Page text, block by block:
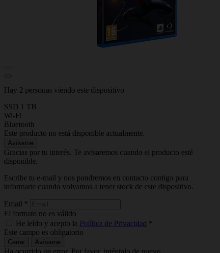
Hay 2 personas viendo este dispositivo
SSD 1 TB
Wi-Fi
Bluetooth
Este producto no está disponible actualmente.
Avísame
Gracias por tu interés. Te avisaremos cuando el producto esté
disponible.
Escribe tu e-mail y nos pondremos en contacto contigo para
informarte cuando volvamos a tener stock de este dispositivo.
Email *
El formato no es válido
He leído y acepto la Política de Privacidad *
Este campo es obligatorio
Cerrar Avísame
Ha ocurrido un error. Por favor, inténtalo de nuevo.